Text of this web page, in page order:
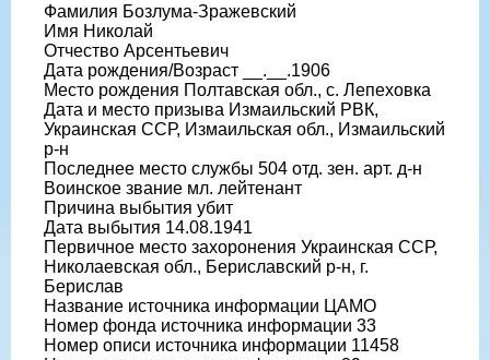
Фамилия Бозлума-Зражевский
Имя Николай
Отчество Арсентьевич
Дата рождения/Возраст __.__.1906
Место рождения Полтавская обл., с. Лепеховка
Дата и место призыва Измаильский РВК,
Украинская ССР, Измаильская обл., Измаильский
р-н
Последнее место службы 504 отд. зен. арт. д-н
Воинское звание мл. лейтенант
Причина выбытия убит
Дата выбытия 14.08.1941
Первичное место захоронения Украинская ССР,
Николаевская обл., Бериславский р-н, г.
Берислав
Название источника информации ЦАМО
Номер фонда источника информации 33
Номер описи источника информации 11458